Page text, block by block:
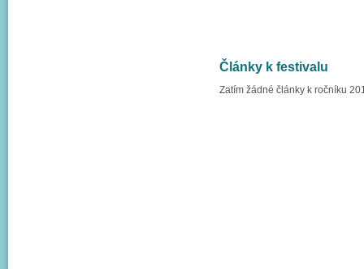
Články k festivalu
Zatím žádné články k ročníku